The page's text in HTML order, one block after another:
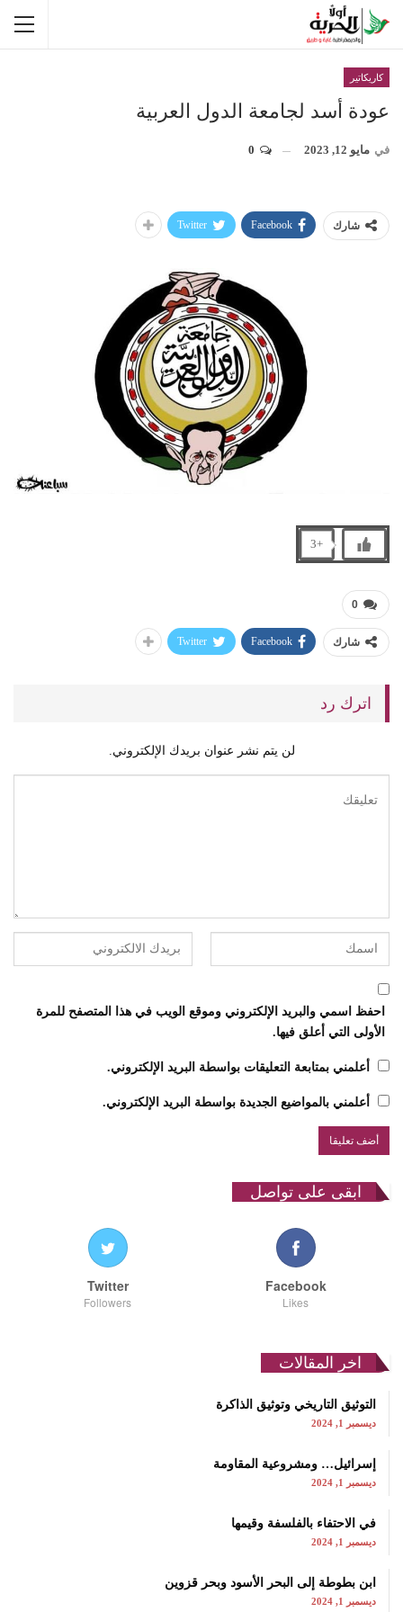
كاريكاتير
عودة أسد لجامعة الدول العربية
في مايو 12, 2023
شارك Facebook
Twitter
+3
0
شارك Facebook
Twitter
اترك رد
لن يتم نشر عنوان بريدك الإلكتروني.
احفظ اسمي والبريد الإلكتروني وموقع الويب في هذا المتصفح للمرة
الأولى التي أعلق فيها.
أعلمني بمتابعة التعليقات بواسطة البريد الإلكتروني.
أعلمني بالمواضيع الجديدة بواسطة البريد الإلكتروني.
ابقى على تواصل
Facebook
Likes
Twitter
Followers
اخر المقالات
التوثيق التاريخي وتوثيق الذاكرة
ديسمبر 1, 2024
إسرائيل… ومشروعية المقاومة
ديسمبر 1, 2024
في الاحتفاء بالفلسفة وقيمها
ديسمبر 1, 2024
ابن بطوطة إلى البحر الأسود وبحر قزوين
ديسمبر 1, 2024